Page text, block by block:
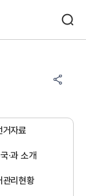
거자료
·과 소개
관리현황